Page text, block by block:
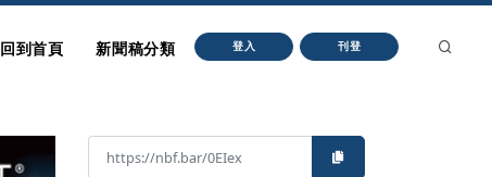
回到首頁 新聞稿分類 登入 刊登